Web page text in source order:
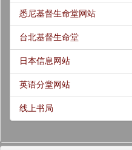
悉尼基督生命堂网站
台北基督生命堂
日本信息网站
英语分堂网站
线上书局